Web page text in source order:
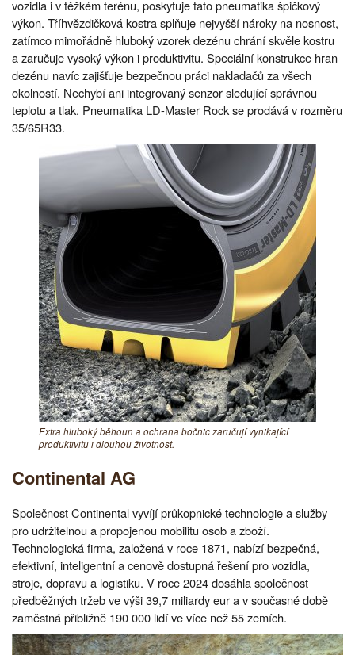
vozidla i v těžkém terénu, poskytuje tato pneumatika špičkový
výkon. Tříhvězdičková kostra splňuje nejvyšší nároky na nosnost,
zatímco mimořádně hluboký vzorek dezénu chrání skvěle kostru
a zaručuje vysoký výkon i produktivitu. Speciální konstrukce hran
dezénu navíc zajišťuje bezpečnou práci nakladačů za všech
okolností. Nechybí ani integrovaný senzor sledující správnou
teplotu a tlak. Pneumatika LD-Master Rock se prodává v rozměru
35/65R33.
Extra hluboký běhoun a ochrana bočnic zaručují vynikající
produktivitu i dlouhou životnost.
Continental AG
Společnost Continental vyvíjí průkopnické technologie a služby
pro udržitelnou a propojenou mobilitu osob a zboží.
Technologická firma, založená v roce 1871, nabízí bezpečná,
efektivní, inteligentní a cenově dostupná řešení pro vozidla,
stroje, dopravu a logistiku. V roce 2024 dosáhla společnost
předběžných tržeb ve výši 39,7 miliardy eur a v současné době
zaměstná přibližně 190 000 lidí ve více než 55 zemích.